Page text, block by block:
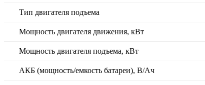
Тип двигателя подъема
Мощность двигателя движения, кВт
Мощность двигателя подъема, кВт
АКБ (мощность/емкость батареи), В/Ач